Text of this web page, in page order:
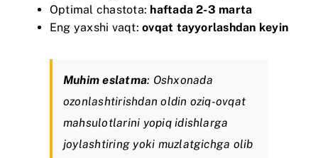
Optimal chastota: haftada 2-3 marta
Eng yaxshi vaqt:ovqat tayyorlashdan keyin
Muhim eslatma: Oshxonada
ozonlashtirishdan oldin oziq-ovqat
mahsulotlarini yopiq idishlarga
joylashtiring yoki muzlatgichga olib